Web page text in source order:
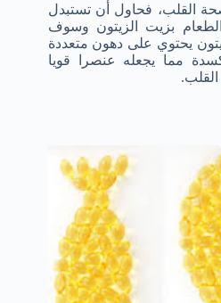
القلب، فحاول أن تستبدل
بزيت الزيتون وسوف
يحتوي على دهون متعددة
مما يجعله عنصرا قويا